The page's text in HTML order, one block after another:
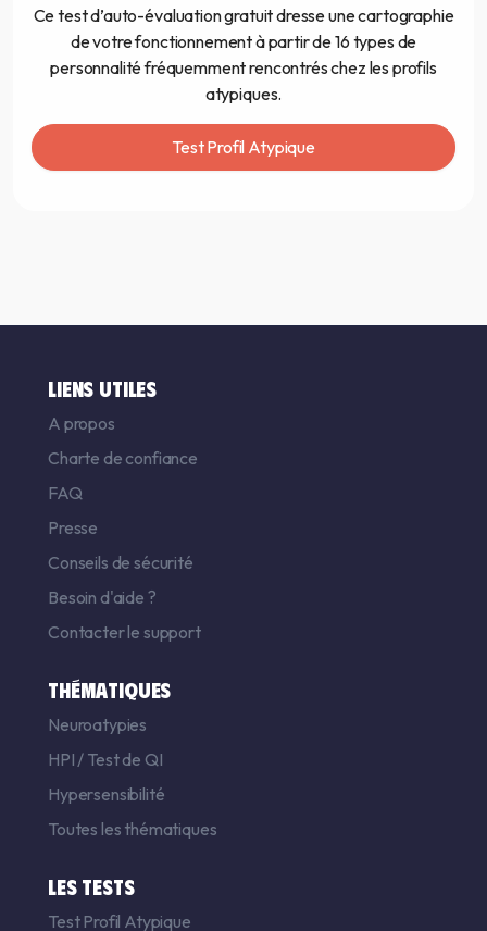
Ce test d’auto-évaluation gratuit dresse une cartographie
de votre fonctionnement à partir de 16 types de
personnalité fréquemment rencontrés chez les profils
atypiques.
Test Profil Atypique
LIENS UTILES
A propos
Charte de confiance
FAQ
Presse
Conseils de sécurité
Besoin d'aide ?
Contacter le support
THÉMATIQUES
Neuroatypies
HPI / Test de QI
Hypersensibilité
Toutes les thématiques
LES TESTS
Test Profil Atypique